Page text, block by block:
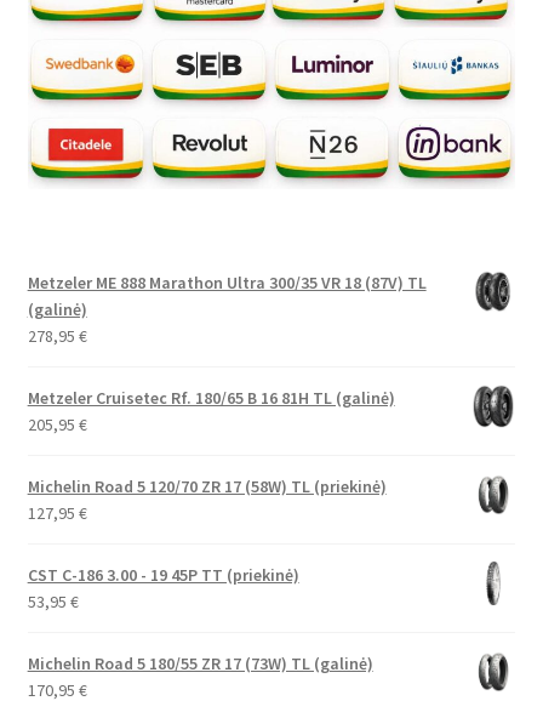
Metzeler ME 888 Marathon Ultra 300/35 VR 18 (87V) TL
(galinė)
278,95 €
Metzeler Cruisetec Rf. 180/65 B 16 81H TL (galinė)
205,95 €
Michelin Road 5 120/70 ZR 17 (58W) TL (priekinė)
127,95 €
CST C-186 3.00 - 19 45P TT (priekinė)
53,95 €
Michelin Road 5 180/55 ZR 17 (73W) TL (galinė)
170,95 €